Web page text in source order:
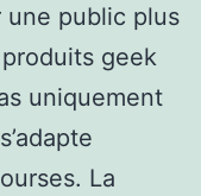
public plus
geek
uniquement
La